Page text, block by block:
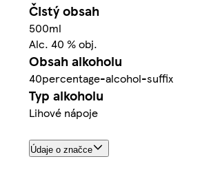
Čistý obsah
500ml
Alc. 40 % obj.
Obsah alkoholu
40percentage-alcohol-suffix
Typ alkoholu
Lihové nápoje
Údaje o značce